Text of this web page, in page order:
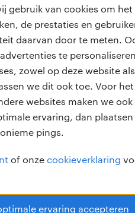
gebruik van cookies om
de prestaties en
daarvan door te meten.
te
zowel op deze website
we dit ook toe. Voor
websites maken we
ervaring, dan plaatsen
pings.
of onze cookieverklaring
ervaring accepteren